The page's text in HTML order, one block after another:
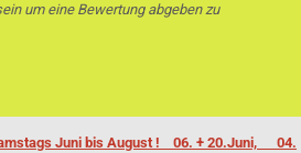
um eine Bewertung abgeben zu
Juni bis August ! 06. + 20.Juni, 04.